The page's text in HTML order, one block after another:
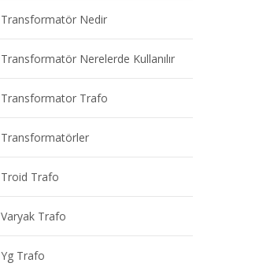
Transformatör Nedir
Transformatör Nerelerde Kullanılır
Transformator Trafo
Transformatörler
Troid Trafo
Varyak Trafo
Yg Trafo